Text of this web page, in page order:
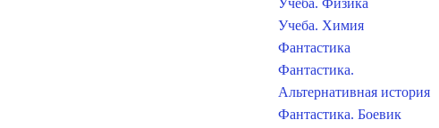
Учеба. Физика
Учеба. Химия
Фантастика
Фантастика.
Альтернативная история
Фантастика. Боевик